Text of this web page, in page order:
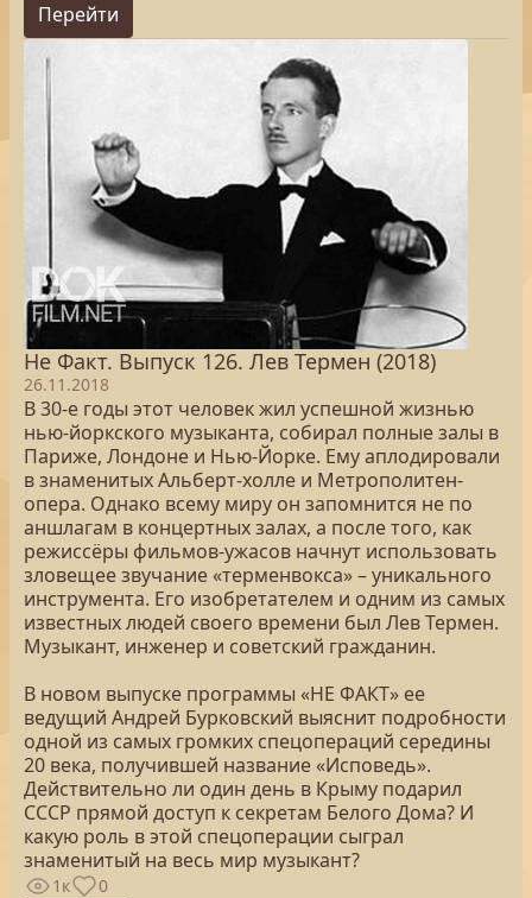
Перейти
Не Факт. Выпуск 126. Лев Термен (2018)
26.11.2018
В 30-е годы этот человек жил успешной жизнью
нью-йоркского музыканта, собирал полные залы в
Париже, Лондоне и Нью-Йорке. Ему аплодировали
в знаменитых Альберт-холле и Метрополитен-
опера. Однако всему миру он запомнится не по
аншлагам в концертных залах, а после того, как
режиссёры фильмов-ужасов начнут использовать
зловещее звучание «терменвокса» – уникального
инструмента. Его изобретателем и одним из самых
известных людей своего времени был Лев Термен.
Музыкант, инженер и советский гражданин.
В новом выпуске программы «НЕ ФАКТ» ее
ведущий Андрей Бурковский выяснит подробности
одной из самых громких спецопераций середины
20 века, получившей название «Исповедь».
Действительно ли один день в Крыму подарил
СССР прямой доступ к секретам Белого Дома? И
какую роль в этой спецоперации сыграл
знаменитый на весь мир музыкант?
1к 0